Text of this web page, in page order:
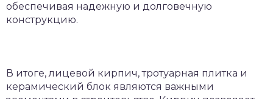
обеспечивая надежную и долговечную
конструкцию.
В итоге, лицевой кирпич, тротуарная плитка и
керамический блок являются важными